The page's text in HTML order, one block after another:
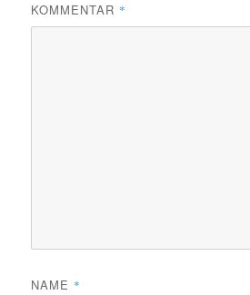
KOMMENTAR *
NAME *